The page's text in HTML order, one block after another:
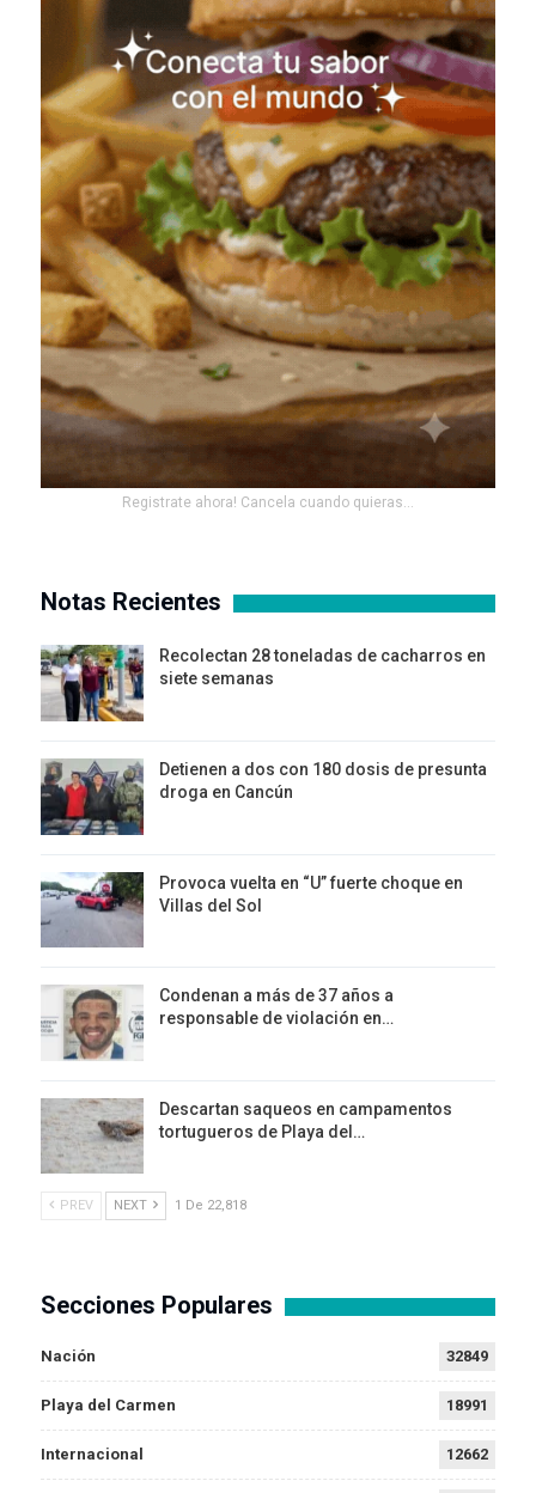
Registrate ahora! Cancela cuando quieras...
Notas Recientes
Recolectan 28 toneladas de cacharros en
siete semanas
Detienen a dos con 180 dosis de presunta
droga en Cancún
Provoca vuelta en “U” fuerte choque en
Villas del Sol
Condenan a más de 37 años a
responsable de violación en…
Descartan saqueos en campamentos
tortugueros de Playa del…
PREV NEXT 1 De 22,818
Secciones Populares
Nación 32849
Playa del Carmen 18991
Internacional 12662